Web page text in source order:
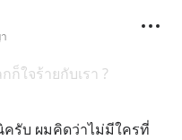
ก็ใจร้ายกับเรา ?
รับ ผมคิดว่าไม่มีใครที่